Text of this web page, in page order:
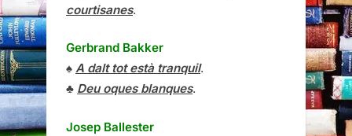
courtisanes.
Gerbrand Bakker
♠ A dalt tot està tranquil.
♣ Deu oques blanques.
Josep Ballester